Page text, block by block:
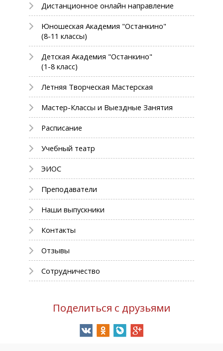
Дистанционное онлайн направление
Юношеская Академия "Останкино"
(8-11 классы)
Детская Академия "Останкино"
(1-8 класс)
Летняя Творческая Мастерская
Мастер-Классы и Выездные Занятия
Расписание
Учебный театр
ЭИОС
Преподаватели
Наши выпускники
Контакты
Отзывы
Сотрудничество
Поделиться с друзьями